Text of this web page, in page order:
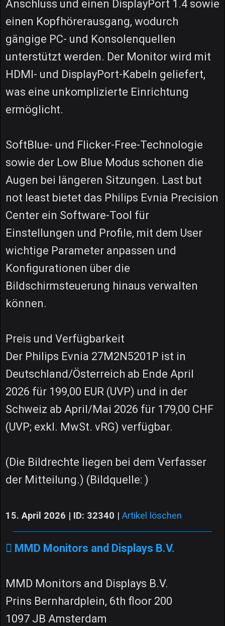
Anschluss und einen DisplayPort 1.4 sowie
einen Kopfhörerausgang, wodurch
gängige PC- und Konsolenquellen
unterstützt werden. Der Monitor wird mit
HDMI- und DisplayPort-Kabeln geliefert,
was eine unkomplizierte Einrichtung
ermöglicht.
SoftBlue- und Flicker-Free-Technologie
sowie der Low Blue Modus schonen die
Augen bei längeren Sitzungen. Last but
not least bietet das Philips Evnia Precision
Center ein Software-Tool für
Einstellungen und Profile, mit dem User
wichtige Parameter anpassen und
Konfigurationen über die
Bildschirmsteuerung hinaus verwalten
können.
Preis und Verfügbarkeit
Der Philips Evnia 27M2N5201P ist in
Deutschland/Österreich ab Ende April
2026 für 199,00 EUR (UVP) und in der
Schweiz ab April/Mai 2026 für 179,00 CHF
(UVP; exkl. MwSt. vRG) verfügbar.
(Die Bildrechte liegen bei dem Verfasser
der Mitteilung.) (Bildquelle: )
15. April 2026 | ID: 32340 | Artikel löschen
MMD Monitors and Displays B.V.
MMD Monitors and Displays B.V.
Prins Bernhardplein, 6th floor 200
1097 JB Amsterdam